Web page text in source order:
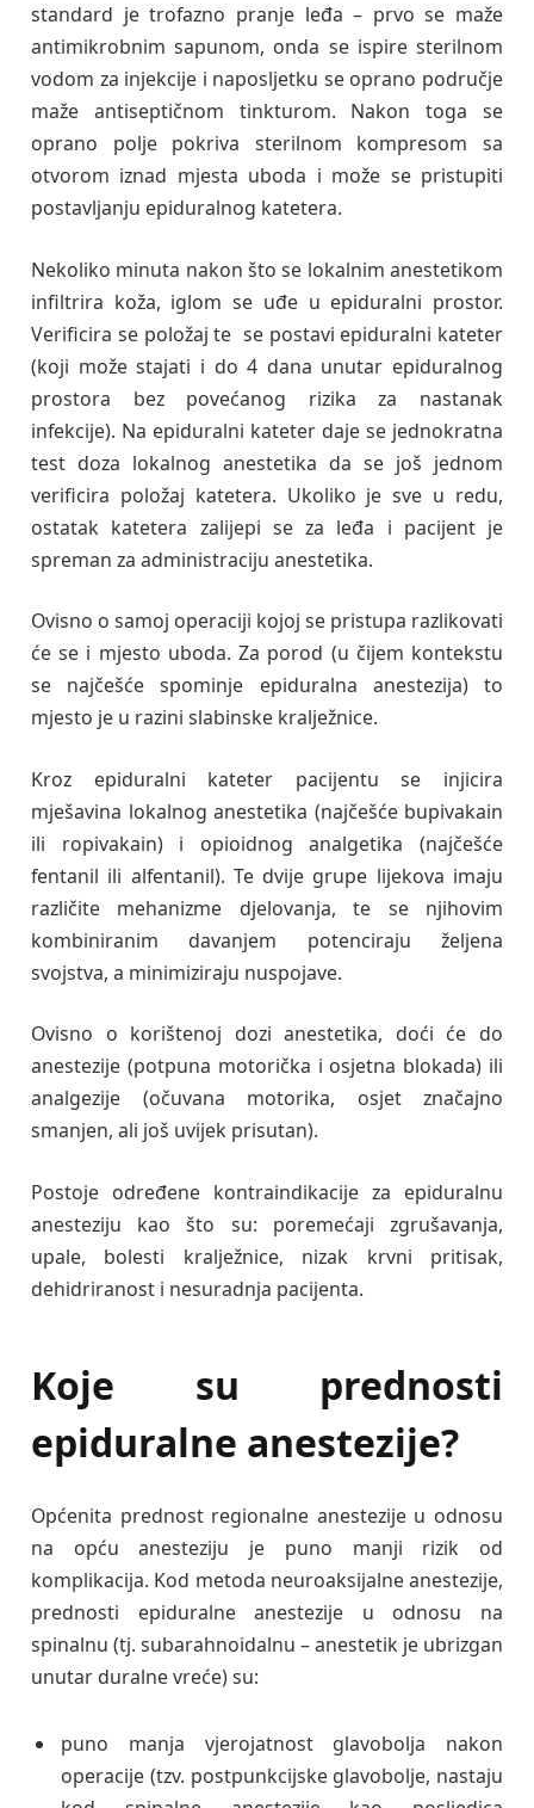
standard je trofazno pranje leđa – prvo se maže
antimikrobnim sapunom, onda se ispire sterilnom
vodom za injekcije i naposljetku se oprano područje
maže antiseptičnom tinkturom. Nakon toga se
oprano polje pokriva sterilnom kompresom sa
otvorom iznad mjesta uboda i može se pristupiti
postavljanju epiduralnog katetera.
Nekoliko minuta nakon što se lokalnim anestetikom
infiltrira koža, iglom se uđe u epiduralni prostor.
Verificira se položaj te se postavi epiduralni kateter
(koji može stajati i do 4 dana unutar epiduralnog
prostora bez povećanog rizika za nastanak
infekcije). Na epiduralni kateter daje se jednokratna
test doza lokalnog anestetika da se još jednom
verificira položaj katetera. Ukoliko je sve u redu,
ostatak katetera zalijepi se za leđa i pacijent je
spreman za administraciju anestetika.
Ovisno o samoj operaciji kojoj se pristupa razlikovati
će se i mjesto uboda. Za porod (u čijem kontekstu
se najčešće spominje epiduralna anestezija) to
mjesto je u razini slabinske kralježnice.
Kroz epiduralni kateter pacijentu se injicira
mješavina lokalnog anestetika (najčešće bupivakain
ili ropivakain) i opioidnog analgetika (najčešće
fentanil ili alfentanil). Te dvije grupe lijekova imaju
različite mehanizme djelovanja, te se njihovim
kombiniranim davanjem potenciraju željena
svojstva, a minimiziraju nuspojave.
Ovisno o korištenoj dozi anestetika, doći će do
anestezije (potpuna motorička i osjetna blokada) ili
analgezije (očuvana motorika, osjet značajno
smanjen, ali još uvijek prisutan).
Postoje određene kontraindikacije za epiduralnu
anesteziju kao što su: poremećaji zgrušavanja,
upale, bolesti kralježnice, nizak krvni pritisak,
dehidriranost i nesuradnja pacijenta.
Koje su prednosti
epiduralne anestezije?
Općenita prednost regionalne anestezije u odnosu
na opću anesteziju je puno manji rizik od
komplikacija. Kod metoda neuroaksijalne anestezije,
prednosti epiduralne anestezije u odnosu na
spinalnu (tj. subarahnoidalnu – anestetik je ubrizgan
unutar duralne vreće) su:
puno manja vjerojatnost glavobolja nakon
operacije (tzv. postpunkcijske glavobolje, nastaju